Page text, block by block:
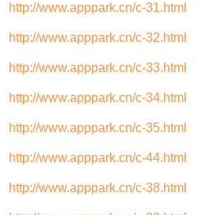
http://www.apppark.cn/c-31.html
http://www.apppark.cn/c-32.html
http://www.apppark.cn/c-33.html
http://www.apppark.cn/c-34.html
http://www.apppark.cn/c-35.html
http://www.apppark.cn/c-44.html
http://www.apppark.cn/c-38.html